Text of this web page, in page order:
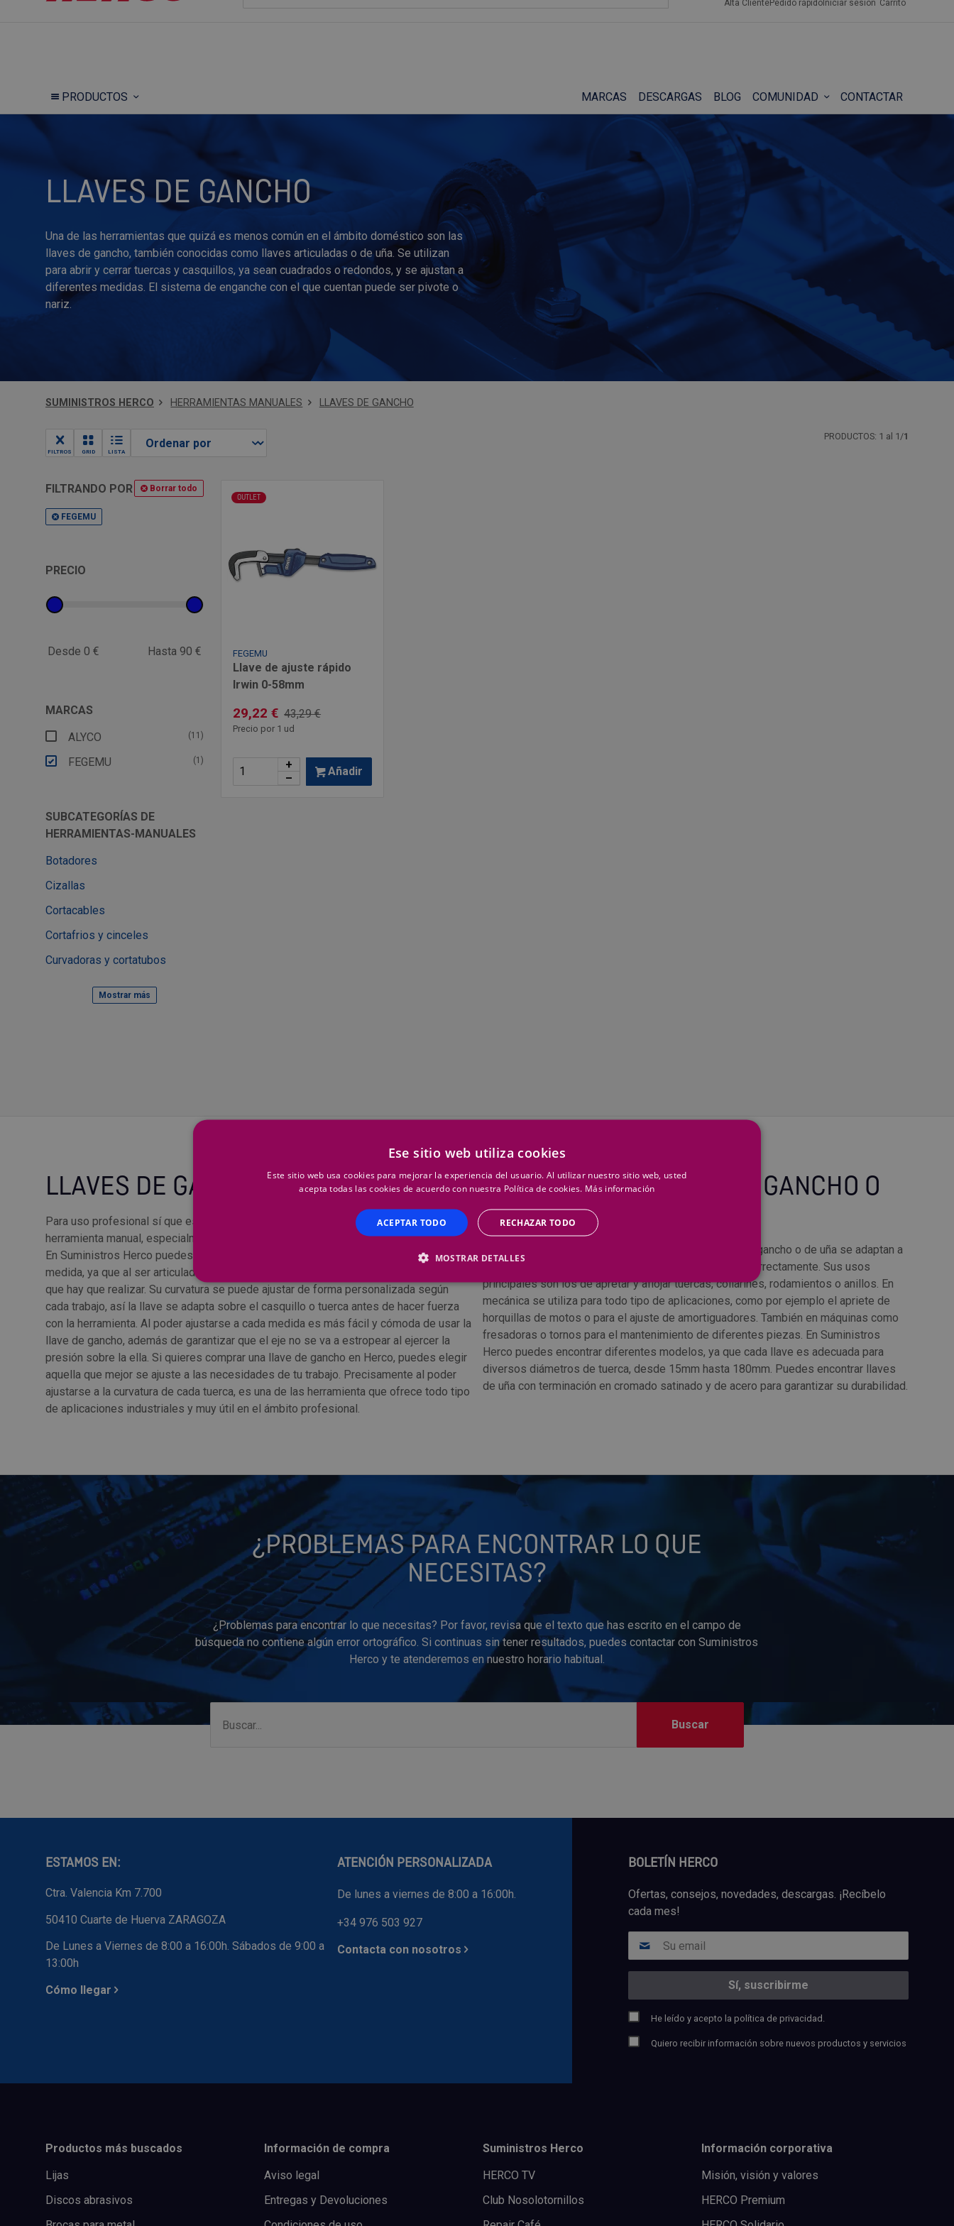
Alta ClientePedido rápido Iniciar sesión Carrito
PRODUCTOS MARCAS DESCARGAS BLOG COMUNIDAD CONTACTAR
LLAVES DE GANCHO
Una de las herramientas que quizá es menos común en el ámbito doméstico son las
llaves de gancho, también conocidas como llaves articuladas o de uña. Se utilizan
para abrir y cerrar tuercas y casquillos, ya sean cuadrados o redondos, y se ajustan a
diferentes medidas. El sistema de enganche con el que cuentan puede ser pivote o
nariz.
SUMINISTROS HERCO HERRAMIENTAS MANUALES LLAVES DE GANCHO
FILTROS GRID LISTA
PRODUCTOS: 1 al 1/1
FILTRANDO POR Borrar todo
FEGEMU
PRECIO
Desde 0 € Hasta 90 €
MARCAS
ALYCO
(11)
FEGEMU (1)
SUBCATEGORÍAS DE
HERRAMIENTAS-MANUALES
Botadores
Cizallas
Cortacables
Cortafrios y cinceles
Curvadoras y cortatubos
Mostrar más
OUTLET
FEGEMU
Llave de ajuste rápido
Irwin 0-58mm
29,22 € 43,29 €
Precio por 1 ud
+
–
Añadir
LLAVES DE GANCHO INDUSTRIALES
Para uso profesional sí que es más habitual tener que utilizar este tipo de
herramienta manual, especialmente en mecánica, mantenimiento de maquinaria, etc.
En Suministros Herco puedes comprar una llave de gancho que se ajuste a cualquier
medida, ya que al ser articuladas, puedes ajustarla al tamaño necesario para la tarea
que hay que realizar. Su curvatura se puede ajustar de forma personalizada según
cada trabajo, así la llave se adapta sobre el casquillo o tuerca antes de hacer fuerza
con la herramienta. Al poder ajustarse a cada medida es más fácil y cómoda de usar la
llave de gancho, además de garantizar que el eje no se va a estropear al ejercer la
presión sobre la ella. Si quieres comprar una llave de gancho en Herco, puedes elegir
aquella que mejor se ajuste a las necesidades de tu trabajo. Precisamente al poder
ajustarse a la curvatura de cada tuerca, es una de las herramienta que ofrece todo tipo
de aplicaciones industriales y muy útil en el ámbito profesional.
USOS DE LAS LLAVES DE GANCHO O
LLAVES DE UÑA
A diferencia de otro tipo de herramientas, las llaves de gancho o de uña se adaptan a
los diferentes diámetros de una tuerca para utilizarla correctamente. Sus usos
principales son los de apretar y aflojar tuercas, collarines, rodamientos o anillos. En
mecánica se utiliza para todo tipo de aplicaciones, como por ejemplo el apriete de
horquillas de motos o para el ajuste de amortiguadores. También en máquinas como
fresadoras o tornos para el mantenimiento de diferentes piezas. En Suministros
Herco puedes encontrar diferentes modelos, ya que cada llave es adecuada para
diversos diámetros de tuerca, desde 15mm hasta 180mm. Puedes encontrar llaves
de uña con terminación en cromado satinado y de acero para garantizar su durabilidad.
¿PROBLEMAS PARA ENCONTRAR LO QUE
NECESITAS?
¿Problemas para encontrar lo que necesitas? Por favor, revisa que el texto que has escrito en el campo de
búsqueda no contiene algún error ortográfico. Si continuas sin tener resultados, puedes contactar con Suministros
Herco y te atenderemos en nuestro horario habitual.
ESTAMOS EN:
Ctra. Valencia Km 7.700
50410 Cuarte de Huerva ZARAGOZA
De Lunes a Viernes de 8:00 a 16:00h. Sábados de 9:00 a
13:00h
Cómo llegar
ATENCIÓN PERSONALIZADA
De lunes a viernes de 8:00 a 16:00h.
+34 976 503 927
Contacta con nosotros
BOLETÍN HERCO
Ofertas, consejos, novedades, descargas. ¡Recíbelo
cada mes!
He leído y acepto la política de privacidad.
Quiero recibir información sobre nuevos productos y servicios
Productos más buscados
Lijas
Discos abrasivos
Información de compra
Aviso legal
Entregas y Devoluciones
Suministros Herco
HERCO TV
Club Nosolotornillos
Información corporativa
Misión, visión y valores
HERCO Premium
Ese sitio web utiliza cookies
Este sitio web usa cookies para mejorar la experiencia del usuario. Al utilizar nuestro sitio web, usted
acepta todas las cookies de acuerdo con nuestra Política de cookies. Más información
ACEPTAR TODO RECHAZAR TODO
MOSTRAR DETALLES